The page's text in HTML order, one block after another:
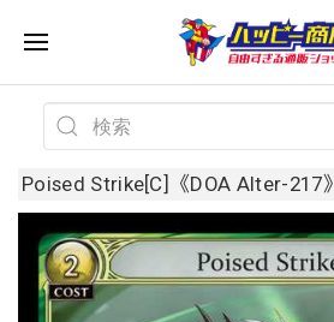
Poised Strike[C]《DOA Alter-217》